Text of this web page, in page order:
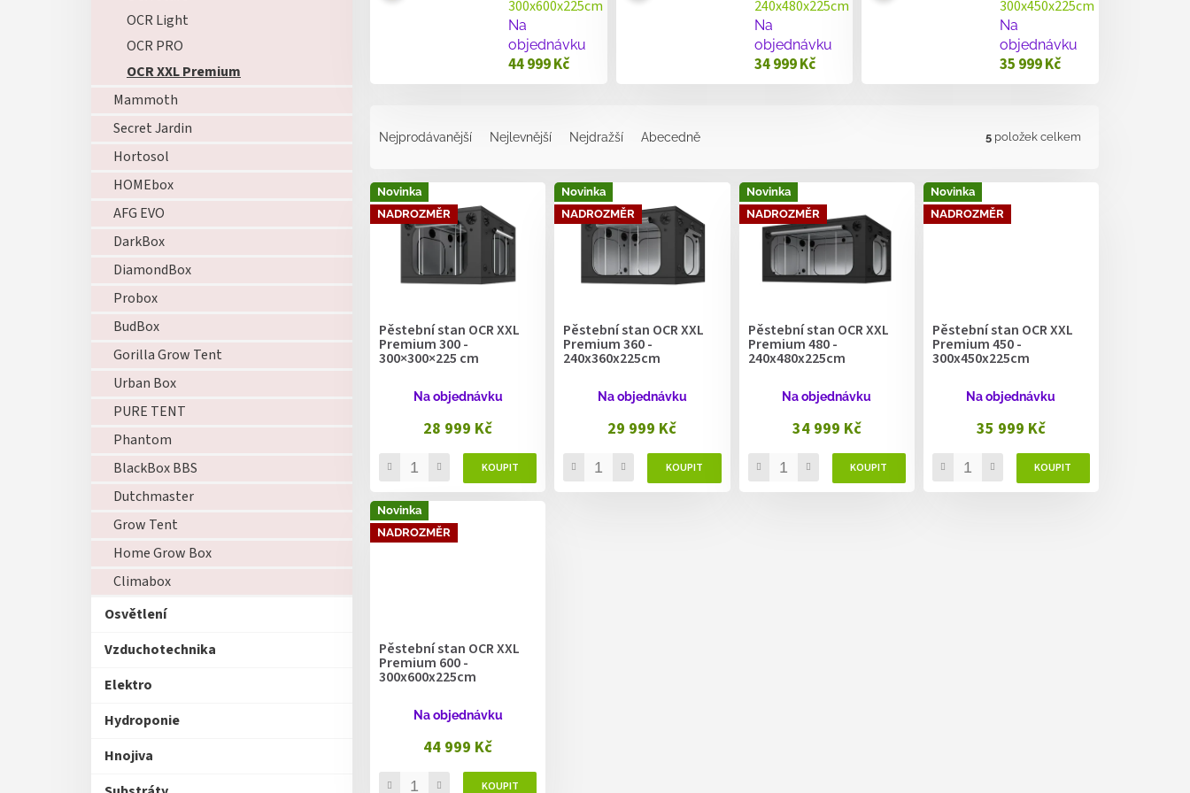
OCR Light
OCR PRO
OCR XXL Premium
Mammoth
Secret Jardin
Hortosol
HOMEbox
AFG EVO
DarkBox
DiamondBox
Probox
BudBox
Gorilla Grow Tent
Urban Box
PURE TENT
Phantom
BlackBox BBS
Dutchmaster
Grow Tent
Home Grow Box
Climabox
Osvětlení
Vzduchotechnika
Elektro
Hydroponie
Hnojiva
300x600x225cm
Na
objednávku
44 999 Kč
240x480x225cm
Na
objednávku
34 999 Kč
300x450x225cm
Na
objednávku
35 999 Kč
n
í
p
Nejprodávanější Nejlevnější Nejdražší Abecedně 5 položek celkem
V
ý
p
Novinka
NADROZMĚR
Pěstební stan OCR XXL
Premium 300 -
300×300×225 cm
Na objednávku
28 999 Kč
Novinka
NADROZMĚR
Pěstební stan OCR XXL
Premium 360 -
240x360x225cm
Na objednávku
29 999 Kč
Novinka
NADROZMĚR
Pěstební stan OCR XXL
Premium 480 -
240x480x225cm
Na objednávku
34 999 Kč
Novinka
NADROZMĚR
Pěstební stan OCR XXL
Premium 450 -
300x450x225cm
Na objednávku
35 999 Kč
Novinka
NADROZMĚR
Pěstební stan OCR XXL
Premium 600 -
300x600x225cm
Na objednávku
44 999 Kč